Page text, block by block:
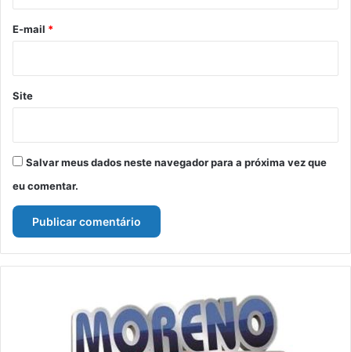
*
E-mail *
Site
Salvar meus dados neste navegador para a próxima vez que
eu comentar.